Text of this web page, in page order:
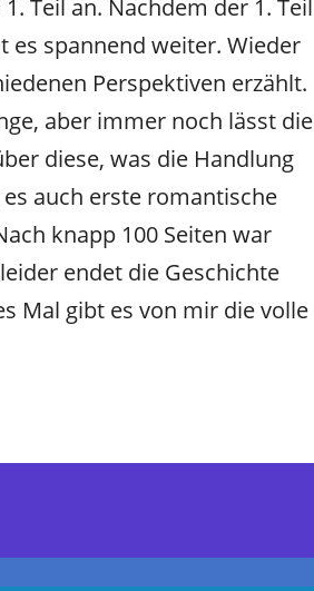
Teil an. Nachdem der 1. Teil
es spannend weiter. Wieder
Perspektiven erzählt.
aber immer noch lässt die
diese, was die Handlung
auch erste romantische
knapp 100 Seiten war
endet die Geschichte
Mal gibt es von mir die volle